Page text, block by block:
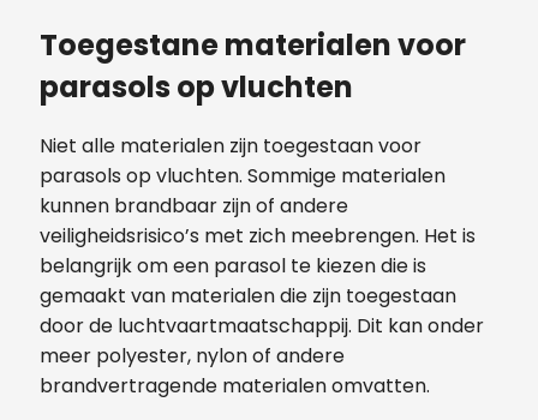
Toegestane materialen voor
parasols op vluchten
Niet alle materialen zijn toegestaan voor
parasols op vluchten. Sommige materialen
kunnen brandbaar zijn of andere
veiligheidsrisico’s met zich meebrengen. Het is
belangrijk om een parasol te kiezen die is
gemaakt van materialen die zijn toegestaan
door de luchtvaartmaatschappij. Dit kan onder
meer polyester, nylon of andere
brandvertragende materialen omvatten.